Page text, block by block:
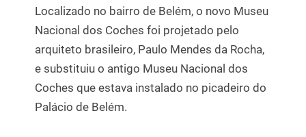
Localizado no bairro de Belém, o novo Museu
Nacional dos Coches foi projetado pelo
arquiteto brasileiro, Paulo Mendes da Rocha,
e substituiu o antigo Museu Nacional dos
Coches que estava instalado no picadeiro do
Palácio de Belém.